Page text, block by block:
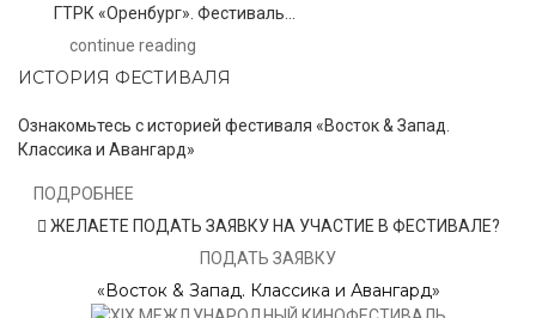
ГТРК «Оренбург». Фестиваль...
continue reading
ИСТОРИЯ ФЕСТИВАЛЯ
Ознакомьтесь с историей фестиваля «Восток & Запад.
Классика и Авангард»
ПОДРОБНЕЕ
ЖЕЛАЕТЕ ПОДАТЬ ЗАЯВКУ НА УЧАСТИЕ В ФЕСТИВАЛЕ?
ПОДАТЬ ЗАЯВКУ
«Восток & Запад. Классика и Авангард»